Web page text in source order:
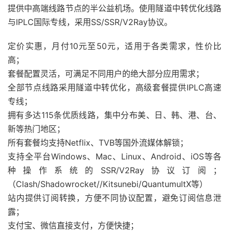
提供中高端线路节点的半公益机场。使用隧道中转优化线路
与IPLC国际专线，采用SS/SSR/V2Ray协议。
定价实惠，月付10元至50元，适用于各类需求，性价比
高；
套餐配置灵活，可满足不同用户的绝大部分应用需求；
全部节点线路采用隧道中转优化，高级套餐提供IPLC高速
专线；
拥有多达115条优质线路，集中分布美、日、韩、港、台、
新等热门地区；
所有套餐均支持Netflix、TVB等国外流媒体解锁；
支持全平台Windows、Mac、Linux、Android、iOS等各
种操作系统的SSR/V2Ray协议订阅；
（Clash/Shadowrocket//Kitsunebi/QuantumultX等）
站内提供订阅转换，方便不同协议配置，避免订阅信息泄
露；
支付宝、微信直接支付，方便快捷；